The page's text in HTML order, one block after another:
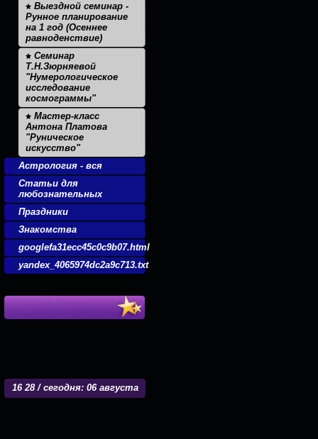
Выездной семинар -
Рунное планирование
на 1 год (Осеннее
равноденствие)
Семинар
Т.Н.Зюрняевой
"Нумерологическое
исследование
космограммы"
Мастер-класс
Антона Платова
"Руническое
искусство"
Астрология - вся
Статьи для
любознательных
Праздники
Знакомства
googlefa31ecc45c0c9b07.html
yandex_4065974dc2a9c713.txt
16:28 / сегодня: 06 августа